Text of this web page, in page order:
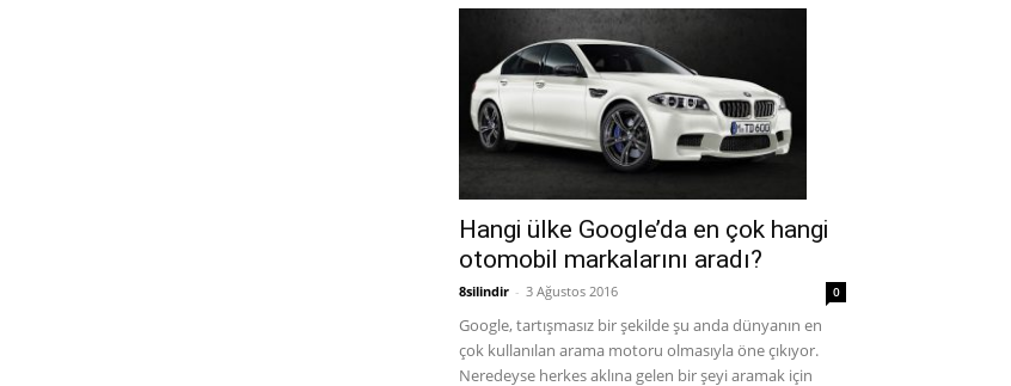
Hangi ülke Google’da en çok hangi
otomobil markalarını aradı?
8silindir - 3 Ağustos 2016 0
Google, tartışmasız bir şekilde şu anda dünyanın en
çok kullanılan arama motoru olmasıyla öne çıkıyor.
Neredeyse herkes aklına gelen bir şeyi aramak için